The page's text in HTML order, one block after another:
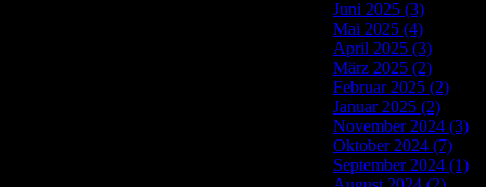
Juni 2025 (3)
Mai 2025 (4)
April 2025 (3)
März 2025 (2)
Februar 2025 (2)
Januar 2025 (2)
November 2024 (3)
Oktober 2024 (7)
September 2024 (1)